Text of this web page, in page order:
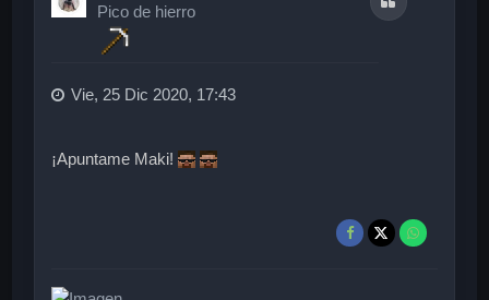
Pico de hierro
Vie, 25 Dic 2020, 17:43
¡Apuntame Maki!